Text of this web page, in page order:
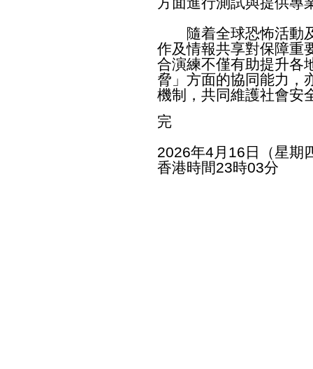
隨着全球恐怖活動及
作及情報共享對保障重
合演練不僅有助提升各
脅」方面的協同能力，
機制，共同維護社會安
完
2026年4月16日（星期
香港時間23時03分